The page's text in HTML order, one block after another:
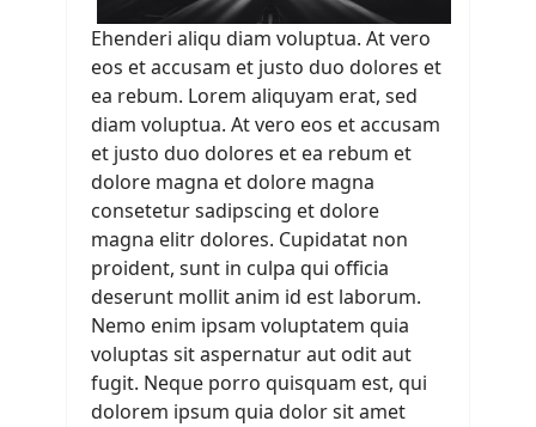
Ehenderi aliqu diam voluptua. At vero
eos et accusam et justo duo dolores et
ea rebum. Lorem aliquyam erat, sed
diam voluptua. At vero eos et accusam
et justo duo dolores et ea rebum et
dolore magna et dolore magna
consetetur sadipscing et dolore
magna elitr dolores. Cupidatat non
proident, sunt in culpa qui officia
deserunt mollit anim id est laborum.
Nemo enim ipsam voluptatem quia
voluptas sit aspernatur aut odit aut
fugit. Neque porro quisquam est, qui
dolorem ipsum quia dolor sit amet